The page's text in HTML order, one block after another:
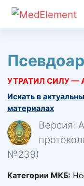
УТРАТИЛ СИЛУ —
Искать в
материалах
Версия:
№239)
Категории МКБ: